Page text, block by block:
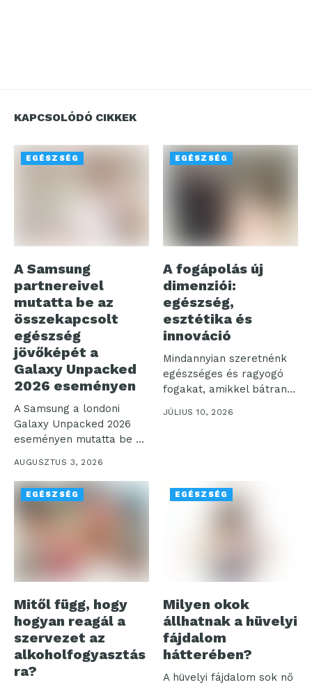
KAPCSOLÓDÓ CIKKEK
EGÉSZSÉG
A Samsung
partnereivel
mutatta be az
összekapcsolt
egészség
jövőképét a
Galaxy Unpacked
2026 eseményen
A Samsung a londoni
Galaxy Unpacked 2026
eseményen mutatta be a
AUGUSZTUS 3, 2026
EGÉSZSÉG
A fogápolás új
dimenziói:
egészség,
esztétika és
innováció
Mindannyian szeretnénk
egészséges és ragyogó
fogakat, amikkel bátran
mosolyoghatunk a világra.
JÚLIUS 10, 2026
EGÉSZSÉG
Mitől függ, hogy
hogyan reagál a
szervezet az
alkoholfogyasztás
ra?
EGÉSZSÉG
Milyen okok
állhatnak a hüvelyi
fájdalom
hátterében?
A hüvelyi fájdalom sok nő